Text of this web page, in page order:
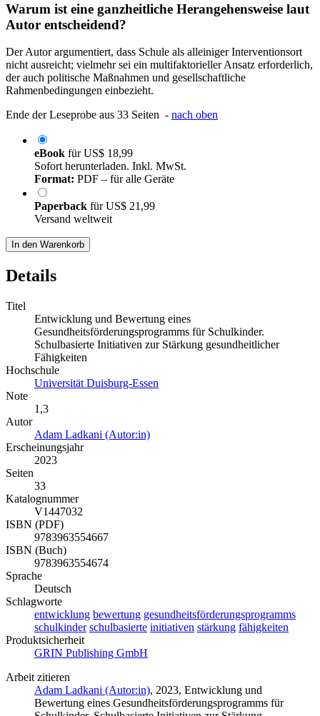
Warum ist eine ganzheitliche Herangehensweise laut
Autor entscheidend?
Der Autor argumentiert, dass Schule als alleiniger Interventionsort
nicht ausreicht; vielmehr sei ein multifaktorieller Ansatz erforderlich,
der auch politische Maßnahmen und gesellschaftliche
Rahmenbedingungen einbezieht.
Ende der Leseprobe aus 33 Seiten - nach oben
eBook fürUS$ 18,99
Sofort herunterladen. Inkl. MwSt.
Format: PDF – für alle Geräte
Paperback fürUS$ 21,99
Versand weltweit
In den Warenkorb
Details
Titel
Entwicklung und Bewertung eines
Gesundheitsförderungsprogramms für Schulkinder.
Schulbasierte Initiativen zur Stärkung gesundheitlicher
Fähigkeiten
Hochschule
Universität Duisburg-Essen
Note
1,3
Autor
Adam Ladkani (Autor:in)
Erscheinungsjahr
2023
Seiten
33
Katalognummer
V1447032
ISBN (PDF)
9783963554667
ISBN (Buch)
9783963554674
Sprache
Deutsch
Schlagworte
entwicklung bewertung gesundheitsförderungsprogramms
schulkinder schulbasierte initiativen stärkung fähigkeiten
Produktsicherheit
GRIN Publishing GmbH
Arbeit zitieren
Adam Ladkani (Autor:in), 2023, Entwicklung und
Bewertung eines Gesundheitsförderungsprogramms für